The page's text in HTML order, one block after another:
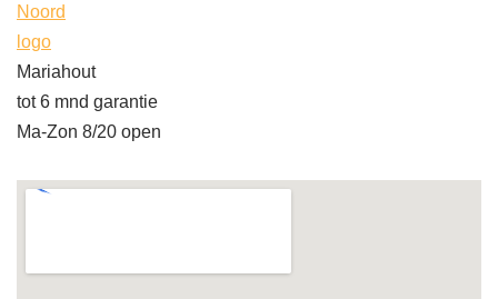
Noord
logo
Mariahout
tot 6 mnd garantie
Ma-Zon 8/20 open